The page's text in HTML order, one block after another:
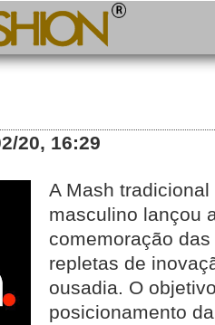
20, 16:29
A Mash
masculino lançou
comemoração
repletas de
ousadia. O
posicionamento